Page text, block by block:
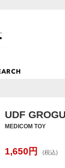
UDF
MEDICOM TOY
1,650 円 (税込)